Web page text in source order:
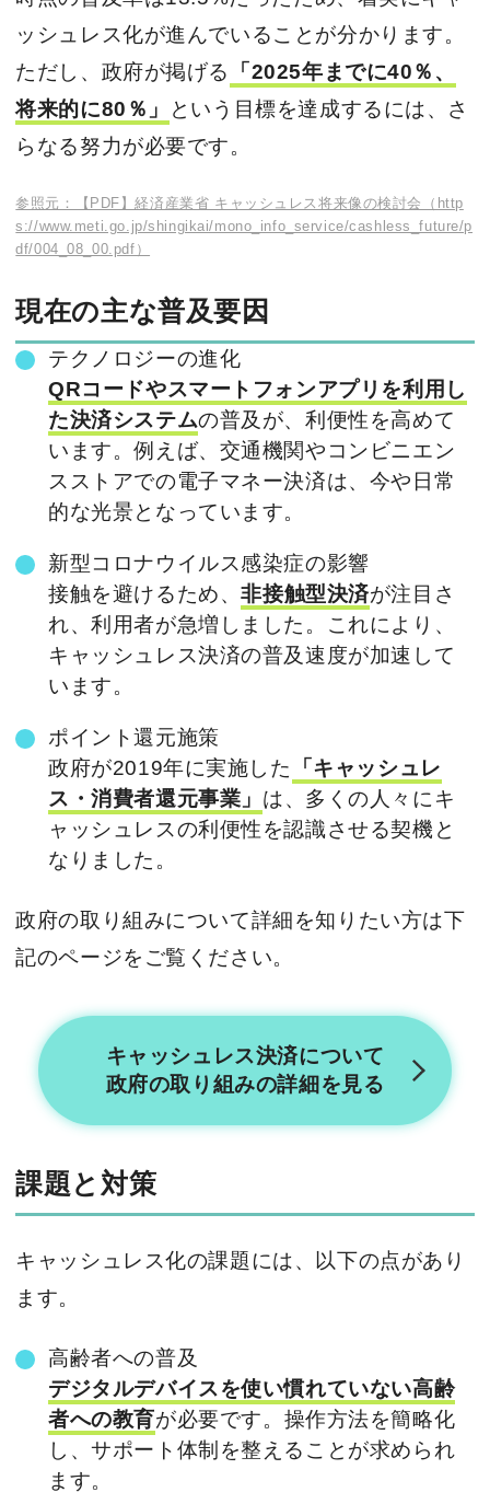
ッシュレス化が進んでいることが分かります。
ただし、政府が掲げる
「2025年までに40％、
将来的に80％」
という目標を達成するには、さ
らなる努力が必要です。
参照元：【PDF】経済産業省 キャッシュレス将来像の検討会（http
s://www.meti.go.jp/shingikai/mono_info_service/cashless_future/p
df/004_08_00.pdf）
現在の主な普及要因
テクノロジーの進化
QRコードやスマートフォンアプリを利用し
た決済システムの普及が、利便性を高めて
います。例えば、交通機関やコンビニエン
スストアでの電子マネー決済は、今や日常
的な光景となっています。
新型コロナウイルス感染症の影響
接触を避けるため、非接触型決済が注目さ
れ、利用者が急増しました。これにより、
キャッシュレス決済の普及速度が加速して
います。
ポイント還元施策
政府が2019年に実施した
「キャッシュレ
ス・消費者還元事業」 は、多くの人々にキ
ャッシュレスの利便性を認識させる契機と
なりました。
政府の取り組みについて詳細を知りたい方は下
記のページをご覧ください。
キャッシュレス決済について
政府の取り組みの詳細を見る
課題と対策
キャッシュレス化の課題には、以下の点があり
ます。
高齢者への普及
デジタルデバイスを使い慣れていない高齢
者への教育が必要です。操作方法を簡略化
し、サポート体制を整えることが求められ
ます。